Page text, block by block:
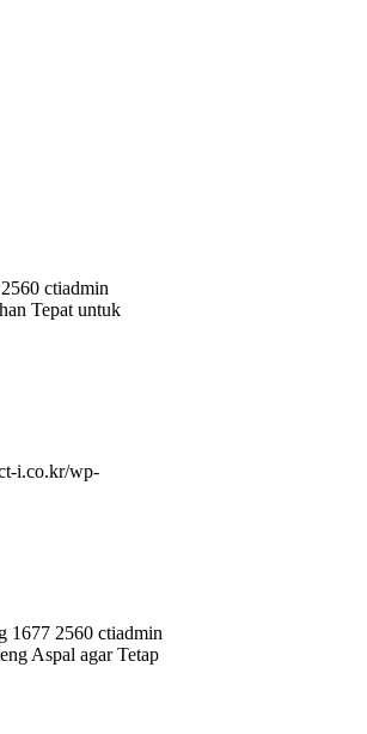
2560 ctiadmin
Tepat untuk
i.co.kr/wp-
1677 2560 ctiadmin
Aspal agar Tetap